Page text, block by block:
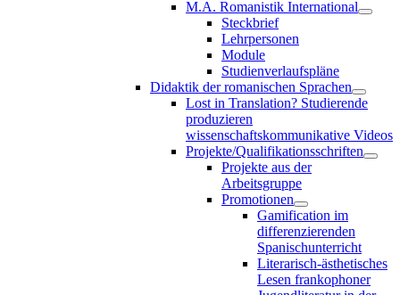
M.A. Romanistik International
Steckbrief
Lehrpersonen
Module
Studienverlaufspläne
Didaktik der romanischen Sprachen
Lost in Translation? Studierende
produzieren
wissenschaftskommunikative Videos
Projekte/Qualifikationsschriften
Projekte aus der
Arbeitsgruppe
Promotionen
Gamification im
differenzierenden
Spanischunterricht
Literarisch-ästhetisches
Lesen frankophoner